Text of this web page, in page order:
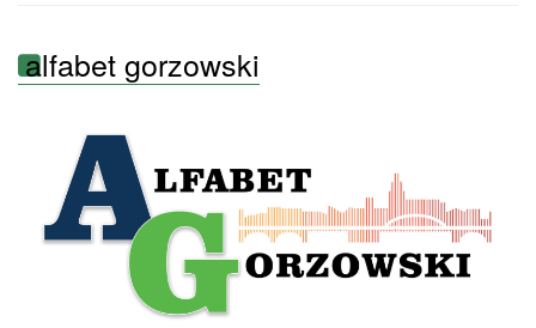
alfabet gorzowski